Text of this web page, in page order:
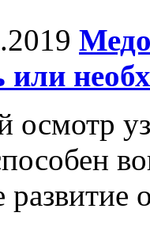
осмотр
развитие